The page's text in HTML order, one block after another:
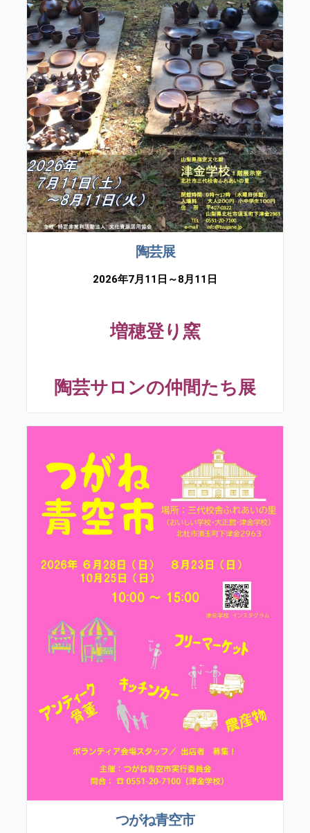
陶芸展
2026年7月11日～8月11日
増穂登り窯
陶芸サロンの仲間たち展
つがね青空市